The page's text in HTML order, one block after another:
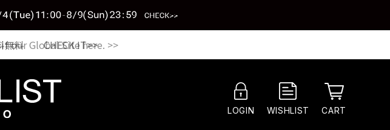
無料 CHECK IT>>
LOGIN WISHLIST CART